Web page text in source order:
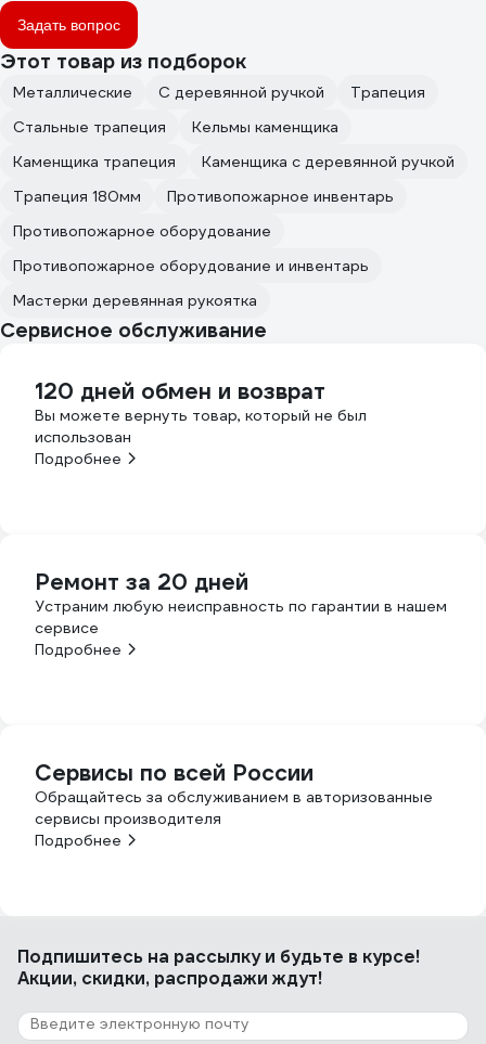
Задать вопрос
Этот товар из подборок
Металлические С деревянной ручкой
Трапеция
Стальные трапеция
Кельмы каменщика
Каменщика трапеция
Каменщика с деревянной ручкой
Трапеция 180мм
Противопожарное инвентарь
Противопожарное оборудование
Противопожарное оборудование и инвентарь
Мастерки деревянная рукоятка
Сервисное обслуживание
120 дней обмен и возврат
Вы можете вернуть товар, который не был
использован
Подробнее
Ремонт за 20 дней
Устраним любую неисправность по гарантии в нашем
сервисе
Подробнее
Сервисы по всей России
Обращайтесь за обслуживанием в авторизованные
сервисы производителя
Подробнее
Подпишитесь на рассылкуи будьте в курсе!
Акции, скидки, распродажи ждут!